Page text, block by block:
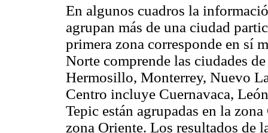
En algunos cuadros la
agrupan más de una ciudad
primera zona corresponde en sí
Norte comprende las ciudades
Hermosillo, Monterrey, Nuevo
Centro incluye Cuernavaca,
Tepic están agrupadas en la
zona Oriente. Los resultados de